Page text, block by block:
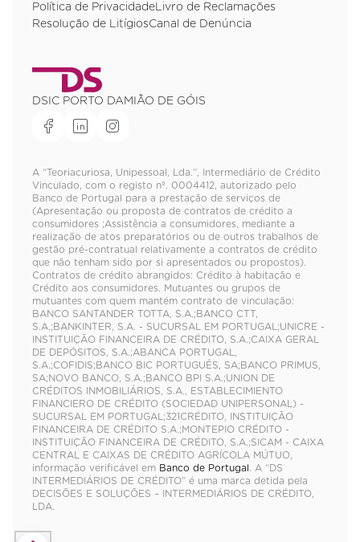
Política de Privacidade Livro de Reclamações
Resolução de LitígiosCanal de Denúncia
DSIC PORTO DAMIÃO DE GÓIS
A “Teoriacuriosa, Unipessoal, Lda.”, Intermediário de Crédito
Vinculado, com o registo nº. 0004412, autorizado pelo
Banco de Portugal para a prestação de serviços de
(Apresentação ou proposta de contratos de crédito a
consumidores ;Assistência a consumidores, mediante a
realização de atos preparatórios ou de outros trabalhos de
gestão pré-contratual relativamente a contratos de crédito
que não tenham sido por si apresentados ou propostos).
Contratos de crédito abrangidos: Crédito à habitação e
Crédito aos consumidores. Mutuantes ou grupos de
mutuantes com quem mantém contrato de vinculação:
BANCO SANTANDER TOTTA, S.A.;BANCO CTT,
S.A.;BANKINTER, S.A. - SUCURSAL EM PORTUGAL;UNICRE -
INSTITUIÇÃO FINANCEIRA DE CRÉDITO, S.A.;CAIXA GERAL
DE DEPÓSITOS, S.A.;ABANCA PORTUGAL,
S.A.;COFIDIS;BANCO BIC PORTUGUÊS, SA;BANCO PRIMUS,
SA;NOVO BANCO, S.A.;BANCO BPI S.A.;UNION DE
CRÉDITOS INMOBILIÁRIOS, S.A., ESTABLECIMIENTO
FINANCIERO DE CRÉDITO (SOCIEDAD UNIPERSONAL) -
SUCURSAL EM PORTUGAL;321CRÉDITO, INSTITUIÇÃO
FINANCEIRA DE CRÉDITO S.A.;MONTEPIO CRÉDITO -
INSTITUIÇÃO FINANCEIRA DE CRÉDITO, S.A.;SICAM - CAIXA
CENTRAL E CAIXAS DE CRÉDITO AGRÍCOLA MÚTUO,
informação verificável em Banco de Portugal. A “DS
INTERMEDIÁRIOS DE CRÉDITO” é uma marca detida pela
DECISÕES E SOLUÇÕES – INTERMEDIÁRIOS DE CRÉDITO,
LDA.